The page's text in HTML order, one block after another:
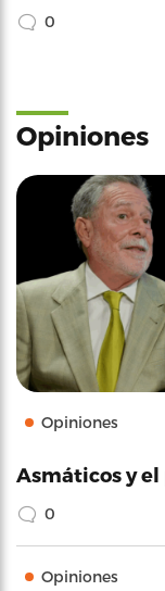
0
Opiniones
Opiniones
Asmáticos y
0
Opiniones